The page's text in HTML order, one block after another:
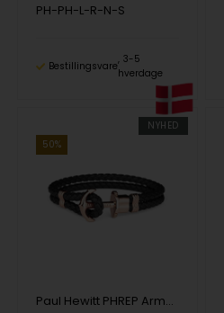
PH-PH-L-R-N-S
Bestillingsvare
3-5
hverdage
NYHED
50%
Paul Hewitt PHREP Armbånd rosaguldfarvet 22 cm - PH-PH-L-R-B-XXXL